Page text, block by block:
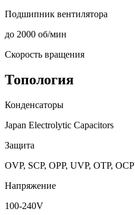
Подшипник вентилятора
до 2000 об/мин
Скорость вращения
Топология
Конденсаторы
Japan Electrolytic Capacitors
Защита
OVP, SCP, OPP, UVP, OTP, OCP
Напряжение
100-240V